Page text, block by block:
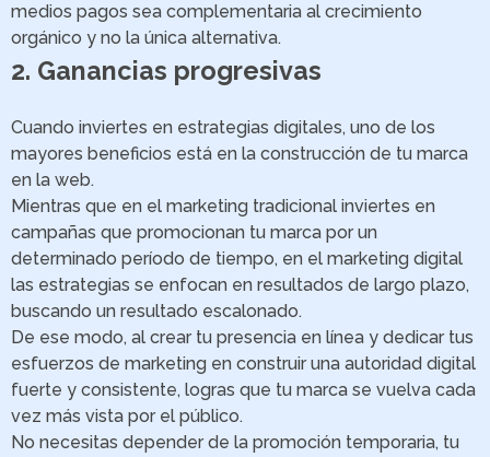
medios pagos sea complementaria al crecimiento
orgánico y no la única alternativa.
2. Ganancias progresivas
Cuando inviertes en estrategias digitales, uno de los
mayores beneficios está en la construcción de tu marca
en la web.
Mientras que en el marketing tradicional inviertes en
campañas que promocionan tu marca por un
determinado período de tiempo, en el marketing digital
las estrategias se enfocan en resultados de largo plazo,
buscando un resultado escalonado.
De ese modo, al crear tu presencia en línea y dedicar tus
esfuerzos de marketing en construir una autoridad digital
fuerte y consistente, logras que tu marca se vuelva cada
vez más vista por el público.
No necesitas depender de la promoción temporaria, tu